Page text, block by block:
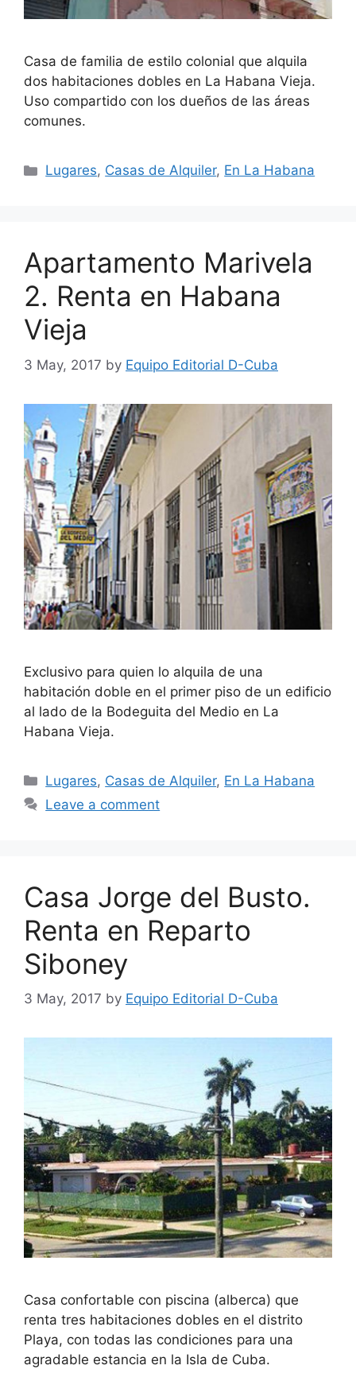
Casa de familia de estilo colonial que alquila
dos habitaciones dobles en La Habana Vieja.
Uso compartido con los dueños de las áreas
comunes.
Categories
Lugares, Casas de Alquiler, En La Habana
Apartamento Marivela
2. Renta en Habana
Vieja
3 May, 2017 by Equipo Editorial D-Cuba
Exclusivo para quien lo alquila de una
habitación doble en el primer piso de un edificio
al lado de la Bodeguita del Medio en La
Habana Vieja.
Categories
Lugares, Casas de Alquiler, En La Habana
Leave a comment
Casa Jorge del Busto.
Renta en Reparto
Siboney
3 May, 2017 by Equipo Editorial D-Cuba
Casa confortable con piscina (alberca) que
renta tres habitaciones dobles en el distrito
Playa, con todas las condiciones para una
agradable estancia en la Isla de Cuba.